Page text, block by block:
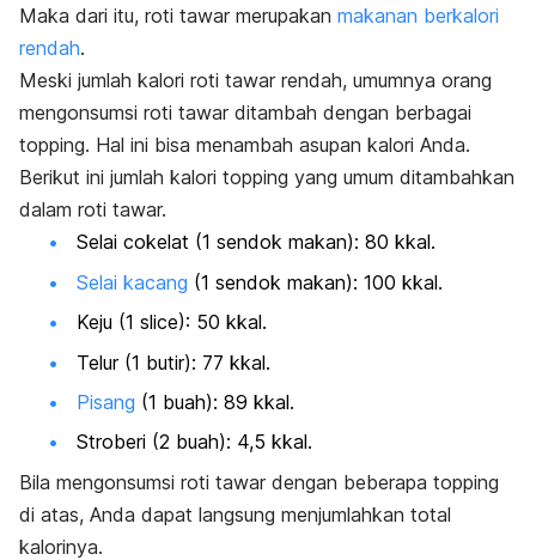
Maka dari itu, roti tawar merupakan makanan berkalori
rendah.
Meski jumlah kalori roti tawar rendah, umumnya orang
mengonsumsi roti tawar ditambah dengan berbagai
topping. Hal ini bisa menambah asupan kalori Anda.
Berikut ini jumlah kalori topping yang umum ditambahkan
dalam roti tawar.
Selai cokelat (1 sendok makan): 80 kkal.
Selai kacang (1 sendok makan): 100 kkal.
Keju (1 slice): 50 kkal.
Telur (1 butir): 77 kkal.
Pisang (1 buah): 89 kkal.
Stroberi (2 buah): 4,5 kkal.
Bila mengonsumsi roti tawar dengan beberapa topping
di atas, Anda dapat langsung menjumlahkan total
kalorinya.